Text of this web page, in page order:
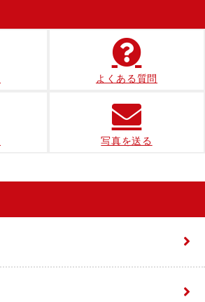
よくある質問
写真を送る